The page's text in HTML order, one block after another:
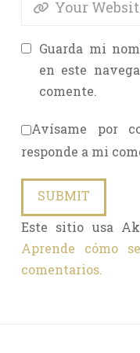
Guarda mi
en este
comente.
Avísame por
responde a mi
Este sitio usa
Aprende cómo
comentarios.